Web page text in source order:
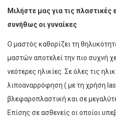
Μιλήστε μας για τις
συνήθως οι γυναίκες
Ο μαστός καθορίζει τη
μαστών αποτελεί την πιο συχνή
νεότερες ηλικίες. Σε όλες τις
λιποαναρρόφηση ( με τη χρήση
βλεφαροπλαστική και σε
Επίσης σε ασθενείς οι οποίοι